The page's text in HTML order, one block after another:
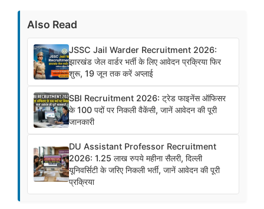
Also Read
JSSC Jail Warder Recruitment 2026:
झारखंड जेल वार्डर भर्ती के लिए आवेदन प्रक्रिया फिर
शुरू, 19 जून तक करें अप्लाई
SBI Recruitment 2026: ट्रेड फाइनेंस ऑफिसर
के 100 पदों पर निकली वैकेंसी, जानें आवेदन की पूरी
जानकारी
DU Assistant Professor Recruitment
2026: 1.25 लाख रुपये महीना सैलरी, दिल्ली
यूनिवर्सिटी के जरिए निकली भर्ती, जानें आवेदन की पूरी
प्रक्रिया